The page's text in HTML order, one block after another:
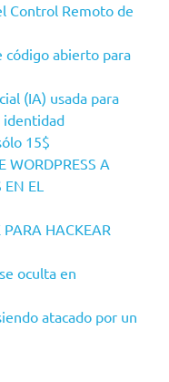
Control Remoto de
código abierto para
(IA) usada para
identidad
15$
WORDPRESS A
EL
HACKEAR
oculta en
atacado por un